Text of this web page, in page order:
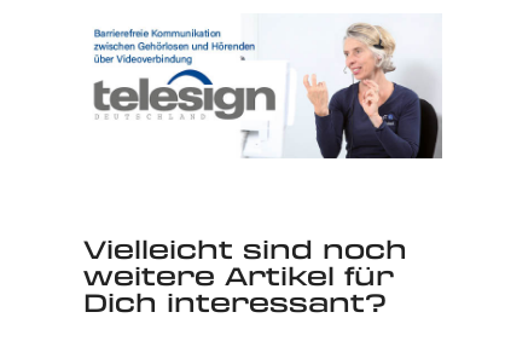
Vielleicht sind noch
weitere Artikel für
Dich interessant?